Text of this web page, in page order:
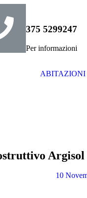
375 5299247
Per informazioni
Argisol
10